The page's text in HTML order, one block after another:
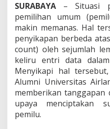
J
j
l
SURABAYA – Situasi
pemilihan umum
makin memanas. Hal
penyikapan berbeda
count) oleh sejumlah
keliru entri data
Menyikapi hal
Alumni Universitas
memberikan tanggapan
upaya menciptakan
pemilu.